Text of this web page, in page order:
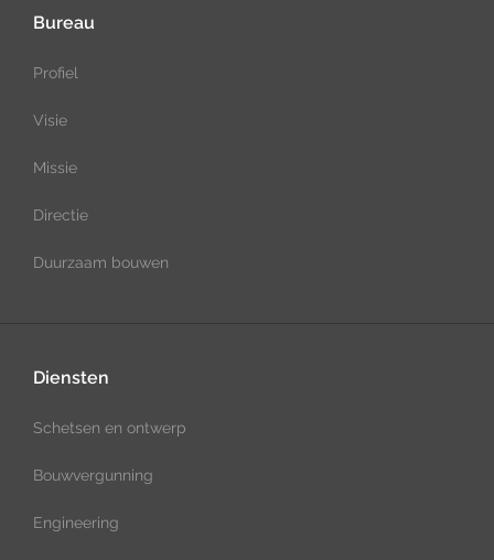
Bureau
Profiel
Visie
Missie
Directie
Duurzaam bouwen
Diensten
Schetsen en ontwerp
Bouwvergunning
Engineering